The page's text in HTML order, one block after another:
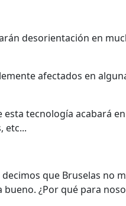
desorientación en
afectados en
tecnología acabará
etc...
que Bruselas no
¿Por qué para